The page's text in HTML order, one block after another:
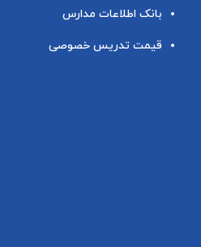
بانک اطلاعات مدارس
قیمت تدریس خصوصی